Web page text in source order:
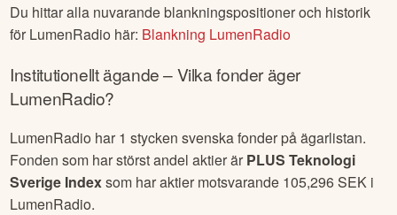
Du hittar alla nuvarande blankningspositioner och historik
för LumenRadio här: Blankning LumenRadio
Institutionellt ägande – Vilka fonder äger
LumenRadio?
LumenRadio har 1 stycken svenska fonder på ägarlistan.
Fonden som har störst andel aktier är PLUS Teknologi
Sverige Indexsom har aktier motsvarande 105,296SEK i
LumenRadio.